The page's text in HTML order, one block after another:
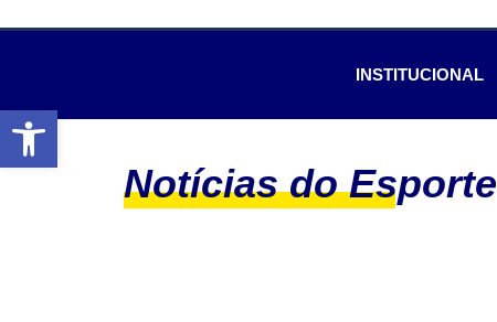
INSTITUCIONAL
Notícias do Esporte
Abrir a barra de ferramentas